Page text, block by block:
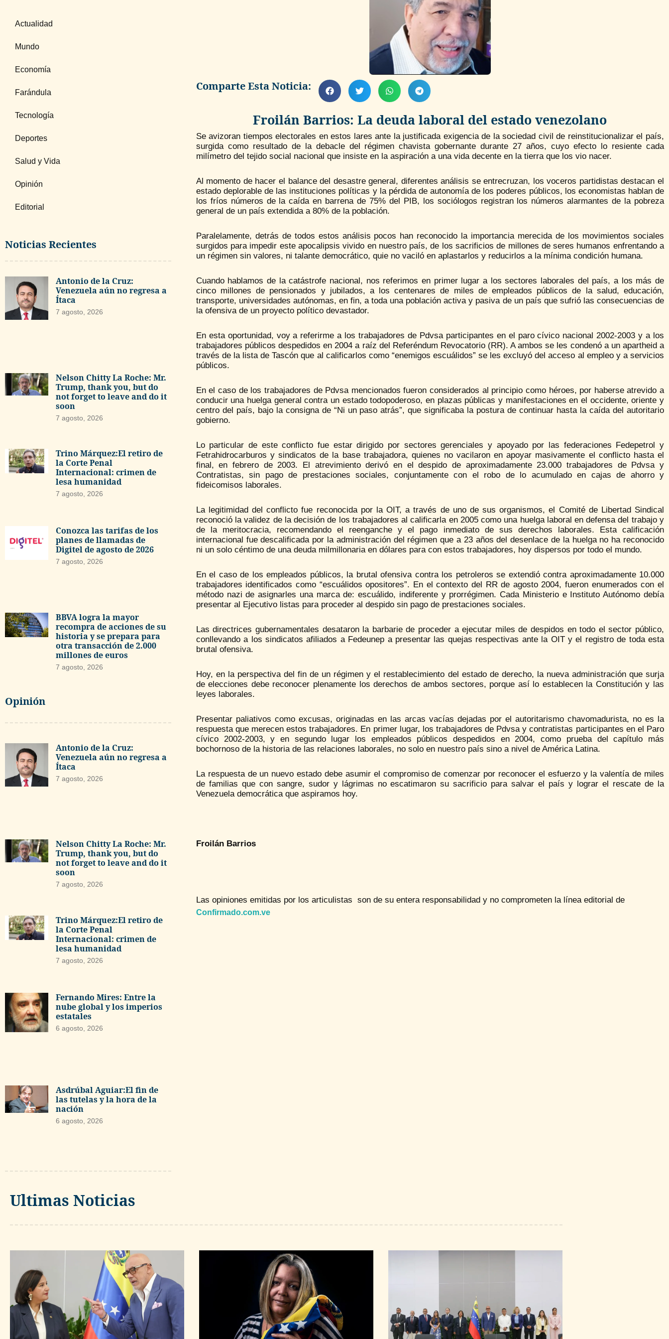
Actualidad
Mundo
Economía
Farándula
Tecnología
Deportes
Salud y Vida
Opinión
Editorial
Noticias Recientes
Antonio de la Cruz:
Venezuela aún no regresa a
Ítaca
7 agosto, 2026
Nelson Chitty La Roche: Mr.
Trump, thank you, but do
not forget to leave and do it
soon
7 agosto, 2026
Trino Márquez:El retiro de
la Corte Penal
Internacional: crimen de
lesa humanidad
7 agosto, 2026
Conozca las tarifas de los
planes de llamadas de
Digitel de agosto de 2026
7 agosto, 2026
BBVA logra la mayor
recompra de acciones de su
historia y se prepara para
otra transacción de 2.000
millones de euros
7 agosto, 2026
Opinión
Antonio de la Cruz:
Venezuela aún no regresa a
Ítaca
7 agosto, 2026
Nelson Chitty La Roche: Mr.
Trump, thank you, but do
not forget to leave and do it
soon
7 agosto, 2026
Trino Márquez:El retiro de
la Corte Penal
Internacional: crimen de
lesa humanidad
7 agosto, 2026
Fernando Mires: Entre la
nube global y los imperios
estatales
6 agosto, 2026
Asdrúbal Aguiar:El fin de
las tutelas y la hora de la
nación
6 agosto, 2026
Comparte Esta Noticia:
Froilán Barrios: La deuda laboral del estado venezolano
Se avizoran tiempos electorales en estos lares ante la justificada exigencia de la sociedad civil de reinstitucionalizar el país,
surgida como resultado de la debacle del régimen chavista gobernante durante 27 años, cuyo efecto lo resiente cada
milímetro del tejido social nacional que insiste en la aspiración a una vida decente en la tierra que los vio nacer.
Al momento de hacer el balance del desastre general, diferentes análisis se entrecruzan, los voceros partidistas destacan el
estado deplorable de las instituciones políticas y la pérdida de autonomía de los poderes públicos, los economistas hablan de
los fríos números de la caída en barrena de 75% del PIB, los sociólogos registran los números alarmantes de la pobreza
general de un país extendida a 80% de la población.
Paralelamente, detrás de todos estos análisis pocos han reconocido la importancia merecida de los movimientos sociales
surgidos para impedir este apocalipsis vivido en nuestro país, de los sacrificios de millones de seres humanos enfrentando a
un régimen sin valores, ni talante democrático, quie no vaciló en aplastarlos y reducirlos a la mínima condición humana.
Cuando hablamos de la catástrofe nacional, nos referimos en primer lugar a los sectores laborales del país, a los más de
cinco millones de pensionados y jubilados, a los centenares de miles de empleados públicos de la salud, educación,
transporte, universidades autónomas, en fin, a toda una población activa y pasiva de un país que sufrió las consecuencias de
la ofensiva de un proyecto político devastador.
En esta oportunidad, voy a referirme a los trabajadores de Pdvsa participantes en el paro cívico nacional 2002-2003 y a los
trabajadores públicos despedidos en 2004 a raíz del Referéndum Revocatorio (RR). A ambos se les condenó a un apartheid a
través de la lista de Tascón que al calificarlos como “enemigos escuálidos” se les excluyó del acceso al empleo y a servicios
públicos.
En el caso de los trabajadores de Pdvsa mencionados fueron considerados al principio como héroes, por haberse atrevido a
conducir una huelga general contra un estado todopoderoso, en plazas públicas y manifestaciones en el occidente, oriente y
centro del país, bajo la consigna de “Ni un paso atrás”, que significaba la postura de continuar hasta la caída del autoritario
gobierno.
Lo particular de este conflicto fue estar dirigido por sectores gerenciales y apoyado por las federaciones Fedepetrol y
Fetrahidrocarburos y sindicatos de la base trabajadora, quienes no vacilaron en apoyar masivamente el conflicto hasta el
final, en febrero de 2003. El atrevimiento derivó en el despido de aproximadamente 23.000 trabajadores de Pdvsa y
Contratistas, sin pago de prestaciones sociales, conjuntamente con el robo de lo acumulado en cajas de ahorro y
fideicomisos laborales.
La legitimidad del conflicto fue reconocida por la OIT, a través de uno de sus organismos, el Comité de Libertad Sindical
reconoció la validez de la decisión de los trabajadores al calificarla en 2005 como una huelga laboral en defensa del trabajo y
de la meritocracia, recomendando el reenganche y el pago inmediato de sus derechos laborales. Esta calificación
internacional fue descalificada por la administración del régimen que a 23 años del desenlace de la huelga no ha reconocido
ni un solo céntimo de una deuda milmillonaria en dólares para con estos trabajadores, hoy dispersos por todo el mundo.
En el caso de los empleados públicos, la brutal ofensiva contra los petroleros se extendió contra aproximadamente 10.000
trabajadores identificados como “escuálidos opositores”. En el contexto del RR de agosto 2004, fueron enumerados con el
método nazi de asignarles una marca de: escuálido, indiferente y prorrégimen. Cada Ministerio e Instituto Autónomo debía
presentar al Ejecutivo listas para proceder al despido sin pago de prestaciones sociales.
Las directrices gubernamentales desataron la barbarie de proceder a ejecutar miles de despidos en todo el sector público,
conllevando a los sindicatos afiliados a Fedeunep a presentar las quejas respectivas ante la OIT y el registro de toda esta
brutal ofensiva.
Hoy, en la perspectiva del fin de un régimen y el restablecimiento del estado de derecho, la nueva administración que surja
de elecciones debe reconocer plenamente los derechos de ambos sectores, porque así lo establecen la Constitución y las
leyes laborales.
Presentar paliativos como excusas, originadas en las arcas vacías dejadas por el autoritarismo chavomadurista, no es la
respuesta que merecen estos trabajadores. En primer lugar, los trabajadores de Pdvsa y contratistas participantes en el Paro
cívico 2002-2003, y en segundo lugar los empleados públicos despedidos en 2004, como prueba del capítulo más
bochornoso de la historia de las relaciones laborales, no solo en nuestro país sino a nivel de América Latina.
La respuesta de un nuevo estado debe asumir el compromiso de comenzar por reconocer el esfuerzo y la valentía de miles
de familias que con sangre, sudor y lágrimas no escatimaron su sacrificio para salvar el país y lograr el rescate de la
Venezuela democrática que aspiramos hoy.
Froilán Barrios
Las opiniones emitidas por los articulistas son de su entera responsabilidad y no comprometen la línea editorial de
Confirmado.com.ve
Ultimas Noticias